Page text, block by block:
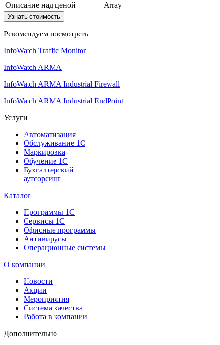
Описание над ценой
Array
Узнать стоимость
Рекомендуем посмотреть
InfoWatch Traffic Monitor
InfoWatch ARMA
InfoWatch ARMA Industrial Firewall
InfoWatch ARMA Industrial EndPoint
Услуги
Автоматизация
Обслуживание 1С
Маркировка
Обучение 1С
Бухгалтерский
аутсорсинг
Каталог
Программы 1С
Сервисы 1С
Офисные программы
Антивирусы
Операционные системы
О компании
Новости
Акции
Мероприятия
Система качества
Работа в компании
Дополнительно